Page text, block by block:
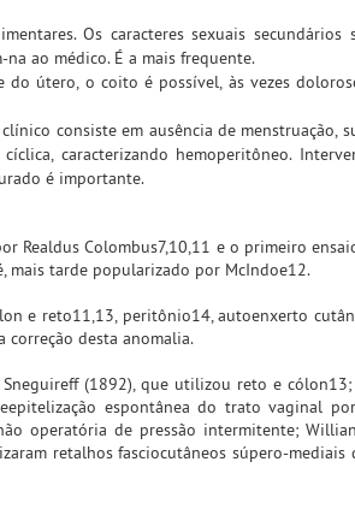
Os caracteres sexuais
ao médico. É a mais frequente.
útero, o coito é possível, às vezes
consiste em ausência de menstruação,
caracterizando hemoperitôneo.
é importante.
Realdus Colombus7,10,11 e o primeiro
mais tarde popularizado por McIndoe12.
e reto11,13, peritônio14, autoenxerto
desta anomalia.
Sneguireff (1892), que utilizou reto e
espontânea do trato vaginal
operatória de pressão intermitente;
retalhos fasciocutâneos súpero-